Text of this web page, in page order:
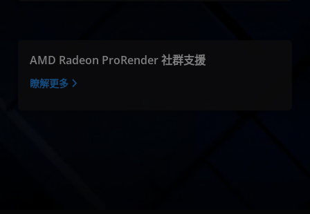
AMD Radeon ProRender 社群支援
瞭解更多